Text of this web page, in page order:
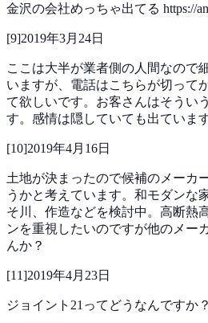
金沢の会社めっちゃ出てる https://
[9]2019年3月24日
ここは大半が業者側の人間なので
いますが、電話はこちらが切って
て欲しいです。お客さんはそうい
す。感情は隠していても出ています
[10]2019年4月16日
土地が決まったので候補のメーカ
うかと考えています。和モダンな
そ川、作造などを検討中。高断熱
ンを重視したいのですが他のメー
んか？
[11]2019年4月23日
ジョイント21ってどうなんですか